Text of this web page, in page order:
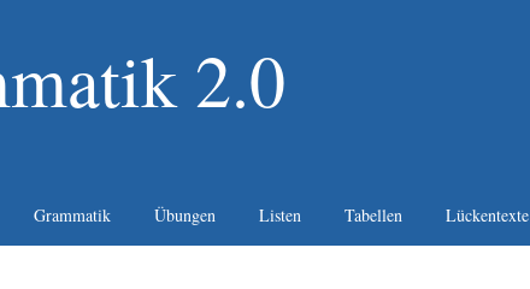
2.0
Grammatik Übungen Listen Tabellen Lückentexte